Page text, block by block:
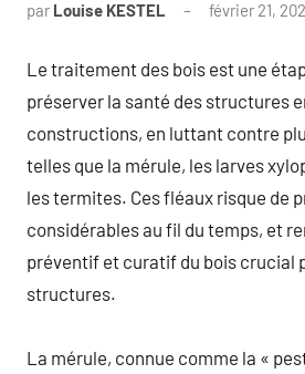
par Louise KESTEL février 21,
Le traitement des bois est une
préserver la santé des structures
constructions, en luttant contre
telles que la mérule, les larves
les termites. Ces fléaux risque de
considérables au fil du temps, et
préventif et curatif du bois crucial
structures.
La mérule, connue comme la «